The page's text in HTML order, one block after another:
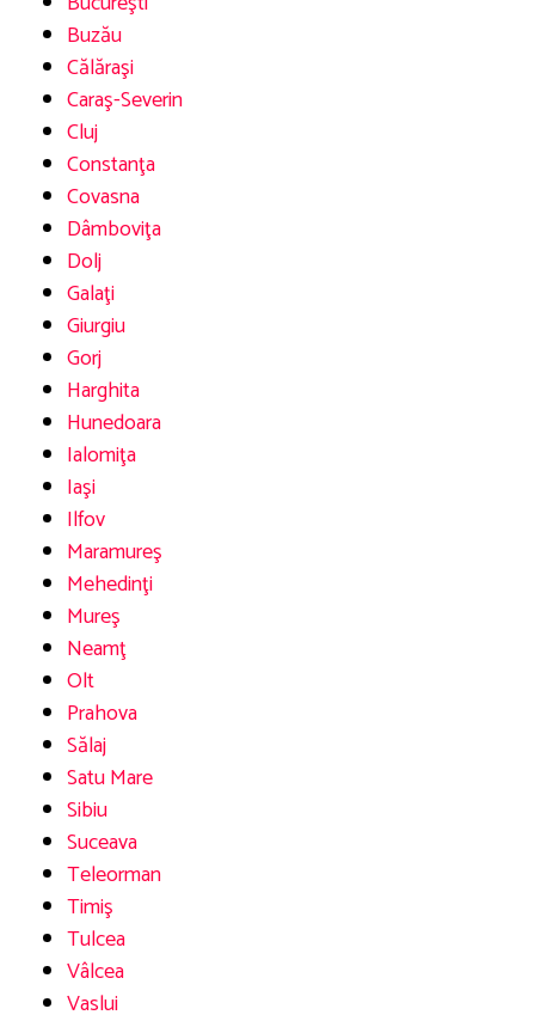
Buzău
Călăraşi
Caraş-Severin
Cluj
Constanţa
Covasna
Dâmboviţa
Dolj
Galaţi
Giurgiu
Gorj
Harghita
Hunedoara
Ialomiţa
Iaşi
Ilfov
Maramureş
Mehedinţi
Mureş
Neamţ
Olt
Prahova
Sălaj
Satu Mare
Sibiu
Suceava
Teleorman
Timiş
Tulcea
Vâlcea
Vaslui